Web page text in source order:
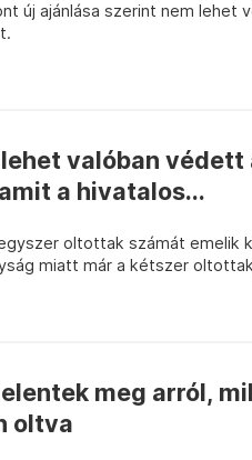
új ajánlása szerint nem lehet
valóban
a hivatalos...
oltottak számát emelik
miatt már a kétszer
meg arról,
oltva